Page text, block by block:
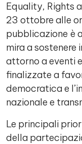
Equality, Rights
23 ottobre alle
pubblicazione è
mira a
attorno a eventi
finalizzate a
democratica e
nazionale e
Le principali
della